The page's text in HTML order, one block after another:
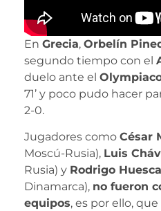
En Grecia, Orbelín
segundo tiempo con el
duelo ante el
71’ y poco pudo hacer
2-0.
Jugadores como César
Moscú-Rusia), Luis
Rusia) y Rodrigo
Dinamarca), no fueron
equipos, es por ello,